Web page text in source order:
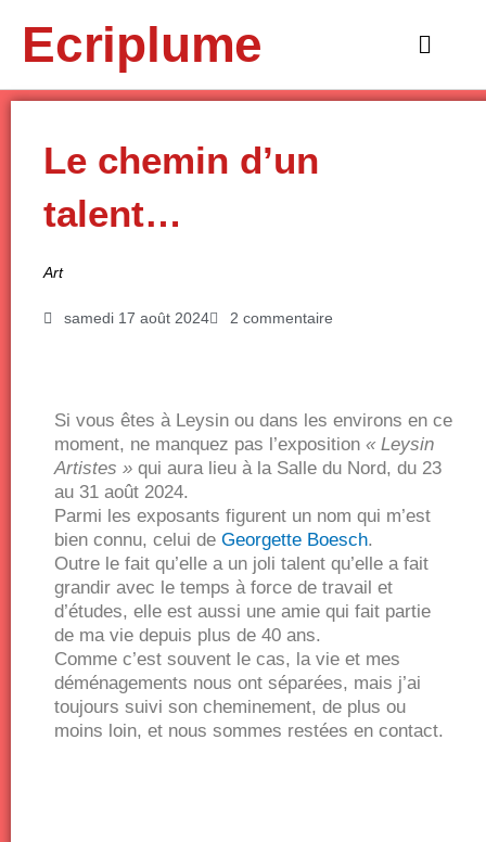
contenuEcriplume
Main
Le chemin d’un
talent…
Art
samedi 17 août 2024 2 commentaire
Si vous êtes à Leysin ou dans les environs en ce
moment, ne manquez pas l’exposition « Leysin
Artistes » qui aura lieu à la Salle du Nord, du 23
au 31 août 2024.
Parmi les exposants figurent un nom qui m’est
bien connu, celui de Georgette Boesch.
Outre le fait qu’elle a un joli talent qu’elle a fait
grandir avec le temps à force de travail et
d’études, elle est aussi une amie qui fait partie
de ma vie depuis plus de 40 ans.
Comme c’est souvent le cas, la vie et mes
déménagements nous ont séparées, mais j’ai
toujours suivi son cheminement, de plus ou
moins loin, et nous sommes restées en contact.